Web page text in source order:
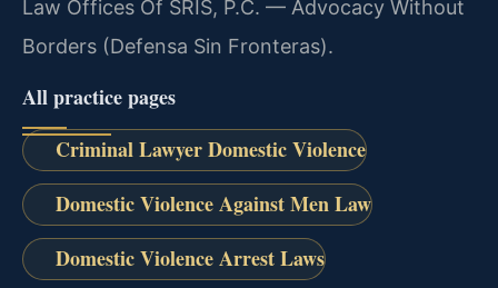
Law Offices Of SRIS, P.C. — Advocacy Without
Borders (Defensa Sin Fronteras).
All practice pages
Criminal Lawyer Domestic Violence
Domestic Violence Against Men Law
Domestic Violence Arrest Laws